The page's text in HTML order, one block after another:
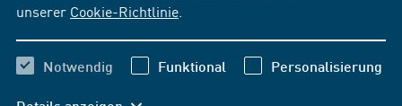
unserer Cookie-Richtlinie
Notwendig Funktional Personalisierung